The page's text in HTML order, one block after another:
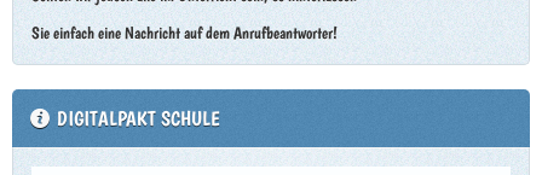
Sie einfach eine Nachricht auf dem Anrufbeantworter!
DIGITALPAKT SCHULE